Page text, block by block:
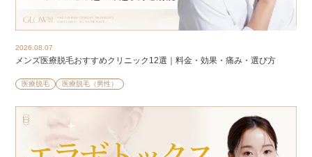
2026.08.07
メンズ医療脱毛おすすめクリニック12選｜料金・効果・痛み・選び方
医療脱毛 医療脱毛（男性）